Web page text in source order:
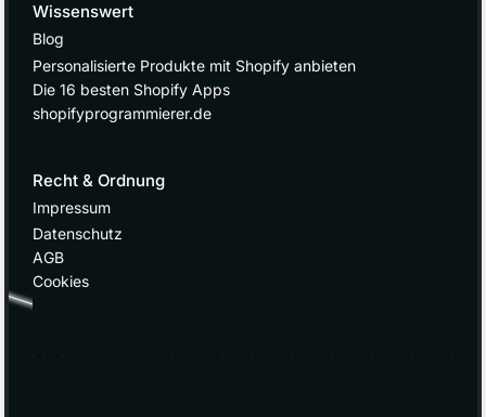
Wissenswert
Blog
Personalisierte Produkte mit Shopify anbieten
Die 16 besten Shopify Apps
shopifyprogrammierer.de
Recht & Ordnung
Impressum
Datenschutz
AGB
Cookies